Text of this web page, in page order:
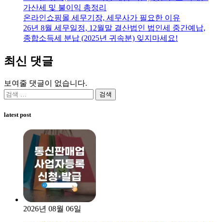
가산세 및 불이익 총정리
온라인쇼핑몰 세무기장, 세무사가 필요한 이유
26년 8월 세무일정, 12월말 결산법인 법인세 중간예납,
종합소득세 분납 (2025년 귀속분) 잊지마세요!
최신 댓글
보여줄 댓글이 없습니다.
검
latest post
2026년 08월 06일